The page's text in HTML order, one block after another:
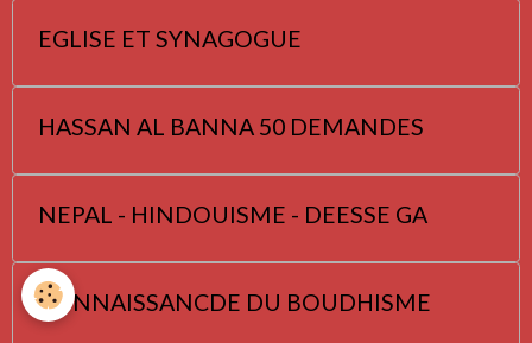
EGLISE ET SYNAGOGUE
HASSAN AL BANNA 50 DEMANDES
NEPAL - HINDOUISME - DEESSE GA
CONNAISSANCDE DU BOUDHISME